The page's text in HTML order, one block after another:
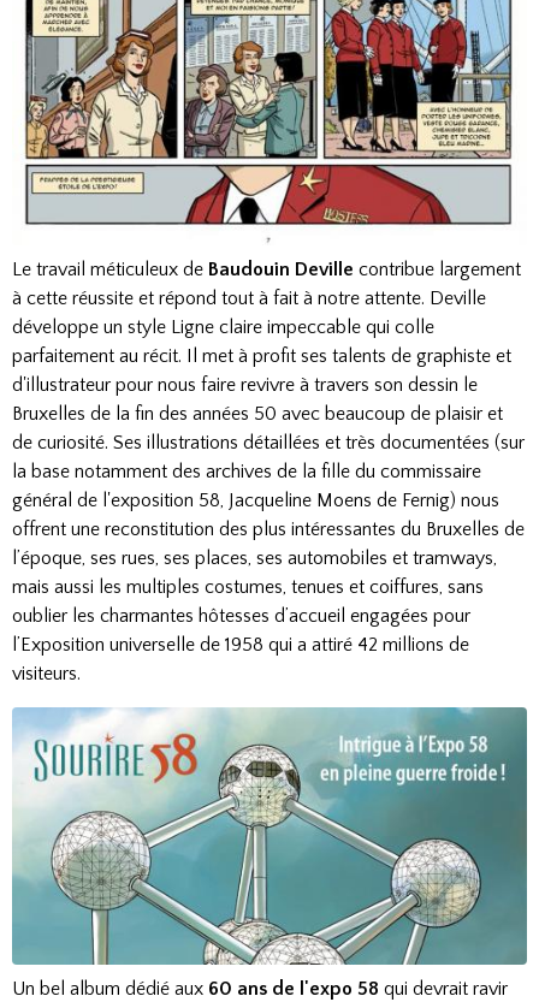
Le travail méticuleux de Baudouin Deville contribue largement
à cette réussite et répond tout à fait à notre attente. Deville
développe un style Ligne claire impeccable qui colle
parfaitement au récit. Il met à profit ses talents de graphiste et
d'illustrateur pour nous faire revivre à travers son dessin le
Bruxelles de la fin des années 50 avec beaucoup de plaisir et
de curiosité. Ses illustrations détaillées et très documentées (sur
la base notamment des archives de la fille du commissaire
général de l'exposition 58, Jacqueline Moens de Fernig) nous
offrent une reconstitution des plus intéressantes du Bruxelles de
l’époque, ses rues, ses places, ses automobiles et tramways,
mais aussi les multiples costumes, tenues et coiffures, sans
oublier les charmantes hôtesses d’accueil engagées pour
l’Exposition universelle de 1958 qui a attiré 42 millions de
visiteurs.
Un bel album dédié aux 60 ans de l'expo 58 qui devrait ravir